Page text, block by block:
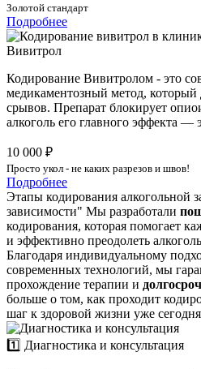
Золотой стандарт
Подробнее
Вивитрол
Кодирование Вивитролом - это
медикаментозный метод, который
срывов. Препарат блокирует
алкоголь его главного эффекта —
10 000 ₽
Просто укол - не каких разрезов и швов!
Подробнее
Этапы кодирования алкогольной
зависимости" Мы разработали
кодирования, которая помогает
и эффективно преодолеть
Благодаря индивидуальному
современных технологий, мы
прохождение терапии и
больше о том, как проходит
шаг к здоровой жизни уже
1️⃣ Диагностика и консультация